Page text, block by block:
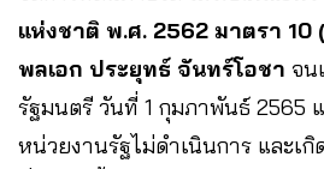
แห่งชาติ พ.ศ. 2562 มาตรา 10
พลเอก ประยุทธ์ จันทร์โอชา จน
รัฐมนตรี วันที่ 1 กุมภาพันธ์ 2565
หน่วยงานรัฐไม่ดำเนินการ และเกิ